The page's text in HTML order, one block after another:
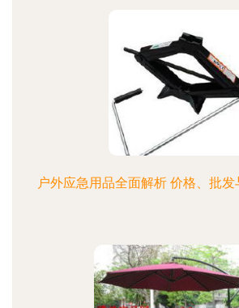
户外应急用品全面解析 价格、批